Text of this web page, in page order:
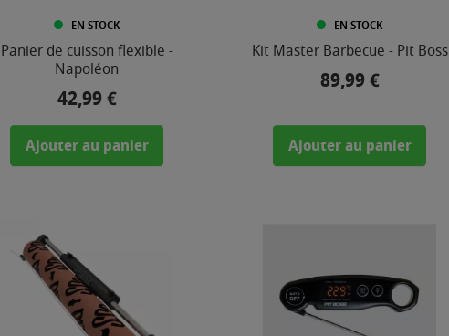
EN STOCK
Panier de cuisson flexible -
Napoléon
Prix
42,99 €
Ajouter au panier
EN STOCK
Kit Master Barbecue - Pit Boss
Prix
89,99 €
Ajouter au panier